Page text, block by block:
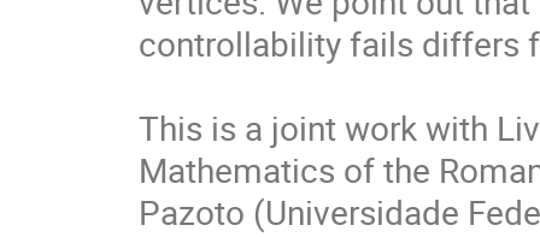
controllability fails differs
This is a joint work with
Mathematics of the
Pazoto (Universidade